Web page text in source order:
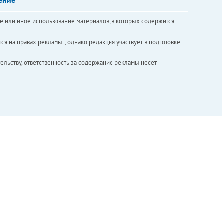
иное использование материалов, в которых содержится
правах рекламы. , однако редакция участвует в подготовке
ответственность за содержание рекламы несет